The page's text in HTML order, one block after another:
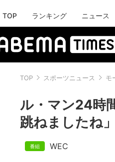
TOP ランキング ニュース
TOP スポーツニュース モ
ル・マン24時
跳ねましたね
WEC